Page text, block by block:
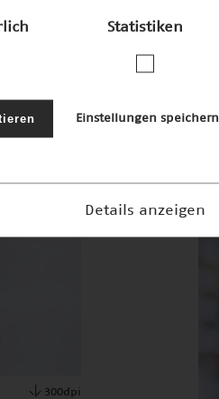
300dpi
Statistiken
Einstellungen speichern
Details anzeigen